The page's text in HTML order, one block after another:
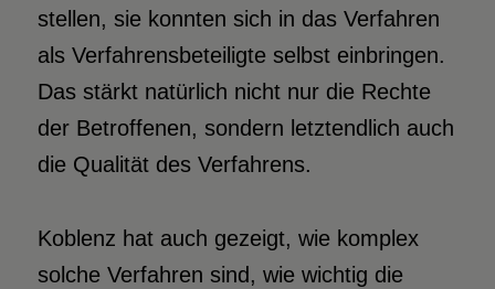
stellen, sie konnten sich in das Verfahren
als Verfahrensbeteiligte selbst einbringen.
Das stärkt natürlich nicht nur die Rechte
der Betroffenen, sondern letztendlich auch
die Qualität des Verfahrens.
Koblenz hat auch gezeigt, wie komplex
solche Verfahren sind, wie wichtig die